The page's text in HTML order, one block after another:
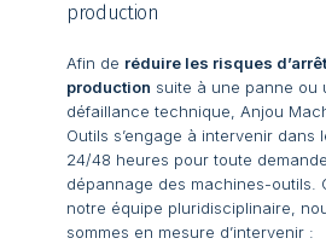
production
Afin de réduire les risques
production suite à une panne ou
défaillance technique, Anjou
Outils s’engage à intervenir dans
24/48 heures pour toute
dépannage des machines-outils.
notre équipe pluridisciplinaire,
sommes en mesure d’intervenir :